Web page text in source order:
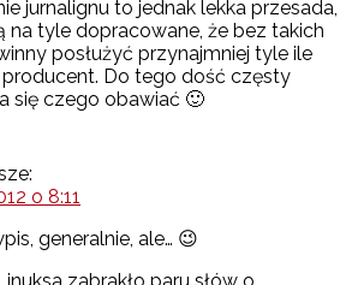
jurnalignu to jednak lekka przesada,
na tyle dopracowane, że bez takich
posłużyć przynajmniej tyle ile
Do tego dość częsty
się czego obawiać 🙂
o 8:11
generalnie, ale… 😉
zabrakło paru słów o